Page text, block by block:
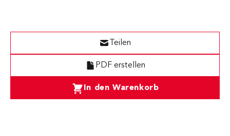
In den Warenkorb
PDF erstellen
Teilen